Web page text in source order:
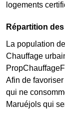
logements
Répartition
La population
Chauffage
Afin de
qui ne
Maruéjols qui